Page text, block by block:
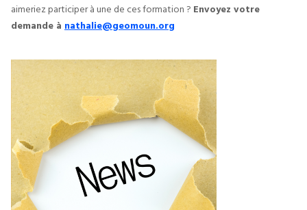
aimeriez participer à une de ces formation ? Envoyez votre
demande à nathalie@geomoun.org